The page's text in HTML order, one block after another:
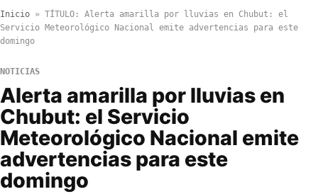
Inicio » TÍTULO: Alerta amarilla por lluvias en Chubut: el
Servicio Meteorológico Nacional emite advertencias para este
domingo
NOTICIAS
Alerta amarilla por lluvias en
Chubut: el Servicio
Meteorológico Nacional emite
advertencias para este
domingo